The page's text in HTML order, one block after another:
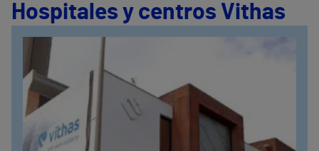
Hospitales y centros Vithas